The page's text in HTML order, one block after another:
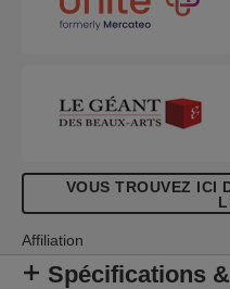
VOUS TROUVEZ ICI
Affiliation
Spécifications